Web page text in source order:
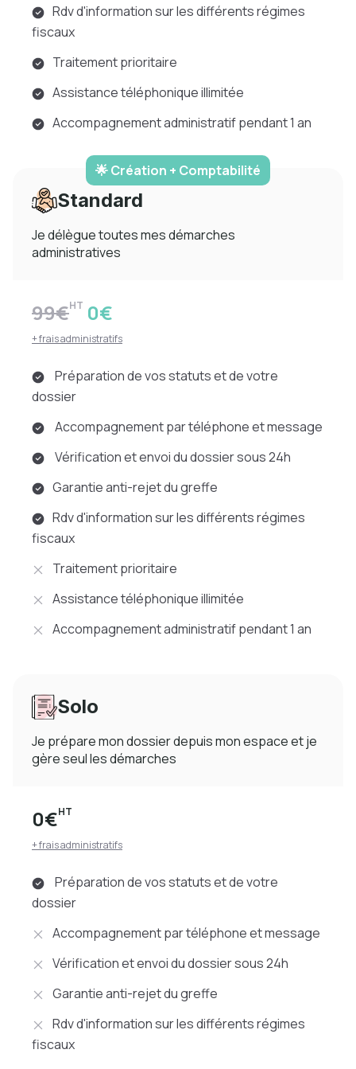
Rdv d'information sur les différents régimes
fiscaux
Traitement prioritaire
Assistance téléphonique illimitée
Accompagnement administratif pendant 1 an
🌟 Création + Comptabilité
Standard
Je délègue toutes mes démarches
administratives
99€HT 0€
+ frais administratifs
Préparation de vos statuts et de votre
dossier
Accompagnement par téléphone et message
Vérification et envoi du dossier sous 24h
Garantie anti-rejet du greffe
Rdv d'information sur les différents régimes
fiscaux
Traitement prioritaire
Assistance téléphonique illimitée
Accompagnement administratif pendant 1 an
Solo
Je prépare mon dossier depuis mon espace et je
gère seul les démarches
0€HT
+ frais administratifs
Préparation de vos statuts et de votre
dossier
Accompagnement par téléphone et message
Vérification et envoi du dossier sous 24h
Garantie anti-rejet du greffe
Rdv d'information sur les différents régimes
fiscaux